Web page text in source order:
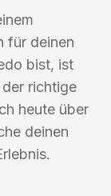
für deinen
bist, ist
richtige
heute über
deinen